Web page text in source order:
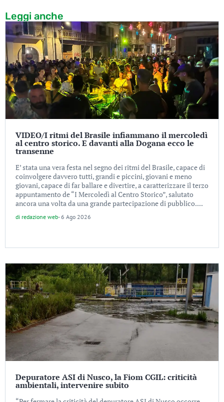
Leggi anche
VIDEO/I ritmi del Brasile infiammano il mercoledì
al centro storico. E davanti alla Dogana ecco le
transenne
E’ stata una vera festa nel segno dei ritmi del Brasile, capace di
coinvolgere davvero tutti, grandi e piccini, giovani e meno
giovani, capace di far ballare e divertire, a caratterizzare il terzo
appuntamento de “I Mercoledì al Centro Storico”, salutato
ancora una volta da una grande partecipazione di pubblico....
di redazione web-6 Ago 2026
Depuratore ASI di Nusco, la Fiom CGIL: criticità
ambientali, intervenire subito